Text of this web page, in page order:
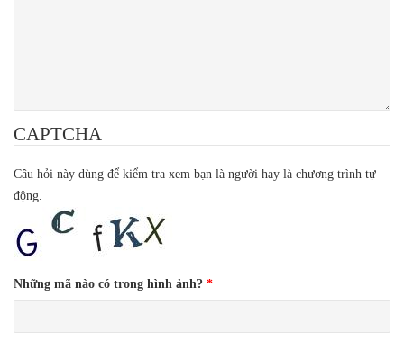
CAPTCHA
Câu hỏi này dùng để kiểm tra xem bạn là người hay là chương trình tự
động.
Những mã nào có trong hình ảnh? *